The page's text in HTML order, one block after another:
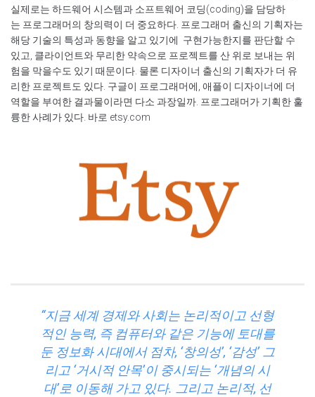
실제로는 하드웨어 시스템과 소프트웨어 코딩(coding)을 담당하
는 프로그래머의 창의력이 더 중요하다. 프로그래머 출신의 기획자는
해당 기술의 특성과 동향을 알고 있기에 구현가능한지를 판단할 수
있고, 클라이언트와 무리한 약속으로 프로젝트를 산 위로 보내는 위
험을 막을수도 있기 때문이다. 물론 디자이너 출신의 기획자가 더 유
리한 프로젝트도 있다. 구글이 프로그래머에, 애플이 디자이너에 더
역할을 부여한 결과물이라면 다소 과장일까. 프로그래머가 기획한 훌
륭한 사례가 있다. 바로 etsy.com
“지금 세계 경제와 사회는 논리적이고 선형
적인 능력, 즉 컴퓨터와 같은 기능에 토대를
둔 정보화 시대에서 점차, ‘창의성’, ‘감성’ 그
리고 ‘거시적 안목’이 중시되는 ‘개념의 시
대’로 이동해 가고 있다. 그리고 논리적, 선